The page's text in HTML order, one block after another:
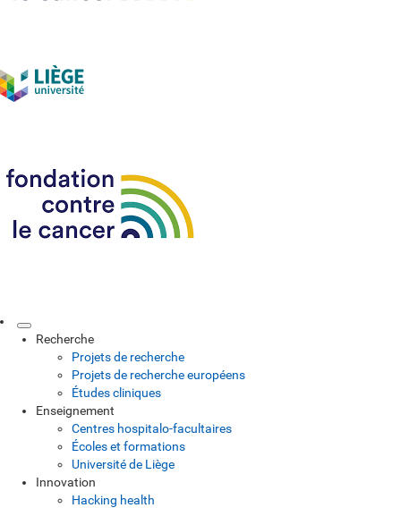
Recherche
Projets de recherche
Projets de recherche européens
Études cliniques
Enseignement
Centres hospitalo-facultaires
Écoles et formations
Université de Liège
Innovation
Hacking health